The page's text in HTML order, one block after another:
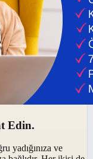
Edin.
yadığınıza ve